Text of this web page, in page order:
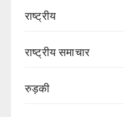
राष्ट्रीय
राष्ट्रीय समाचार
रुड़की